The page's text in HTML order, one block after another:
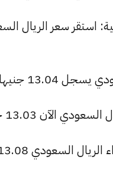
13.12 جنيها للبيع.
للشراء و 13.14 للبيع.
وسعر البيع 13.11 جنيها.